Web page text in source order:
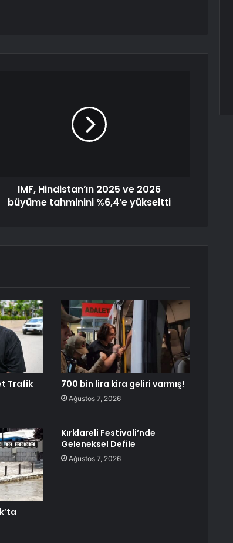
IMF, Hindistan’ın 2025 ve 2026
büyüme tahminini %6,4’e yükseltti
Trafik
700 bin lira kira geliri varmış!
Ağustos 7, 2026
Kırklareli Festivali’nde
Geleneksel Defile
Ağustos 7, 2026